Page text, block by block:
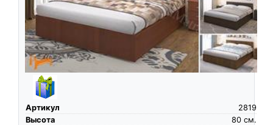
Артикул
2819
Высота
см.
80